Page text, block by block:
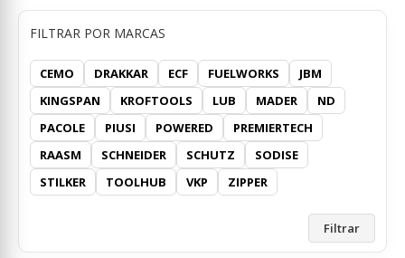
FILTRAR POR MARCAS
CEMO DRAKKAR ECF FUELWORKS
JBM
KINGSPAN
KROFTOOLS LUB MADER
ND
PACOLE
PIUSI POWERED
PREMIERTECH
RAASM
SCHNEIDER SCHUTZ
SODISE
STILKER
TOOLHUB VKP ZIPPER
Filtrar